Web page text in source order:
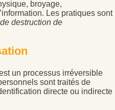
broyage,
Les pratiques sont
destruction de
un processus irréversible
sont traités de
directe ou indirecte